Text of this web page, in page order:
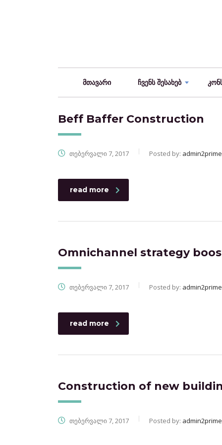
მთავარი ჩვენს შესახებ
Beff Baffer Construction
თებერვალი 7, 2017 Posted by: admin2prime
read more
Omnichannel strategy
თებერვალი 7, 2017 Posted by: admin2prime
read more
Construction of new
თებერვალი 7, 2017 Posted by: admin2prime